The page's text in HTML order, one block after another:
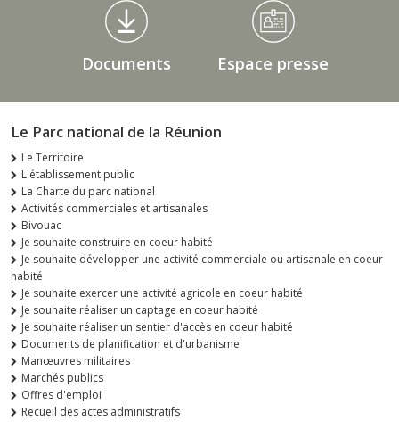
Documents Espace presse
Le Parc national de la Réunion
Le Territoire
L'établissement public
La Charte du parc national
Activités commerciales et artisanales
Bivouac
Je souhaite construire en coeur habité
Je souhaite développer une activité commerciale ou artisanale en coeur
habité
Je souhaite exercer une activité agricole en coeur habité
Je souhaite réaliser un captage en coeur habité
Je souhaite réaliser un sentier d'accès en coeur habité
Documents de planification et d'urbanisme
Manœuvres militaires
Marchés publics
Offres d'emploi
Recueil des actes administratifs